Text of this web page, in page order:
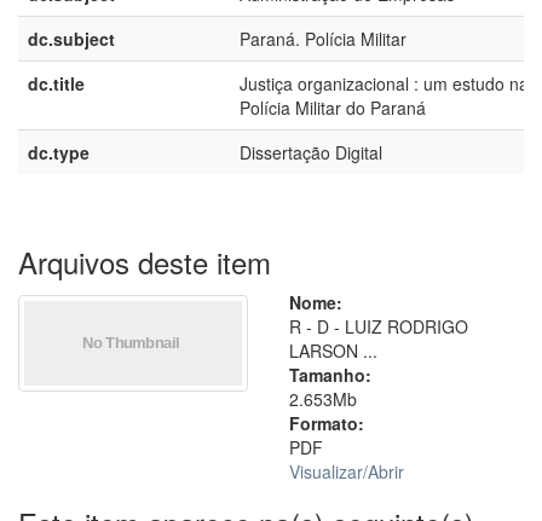
dc.subject
Paraná. Polícia Militar
dc.title
Justiça organizacional : um estudo na
Polícia Militar do Paraná
dc.type
Dissertação Digital
Arquivos deste item
Nome:
R - D - LUIZ RODRIGO
LARSON ...
Tamanho:
2.653Mb
Formato:
PDF
Visualizar/Abrir